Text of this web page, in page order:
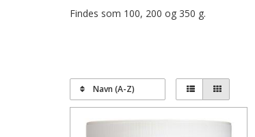
Findes som 100, 200 og 350 g.
Navn (A-Z)